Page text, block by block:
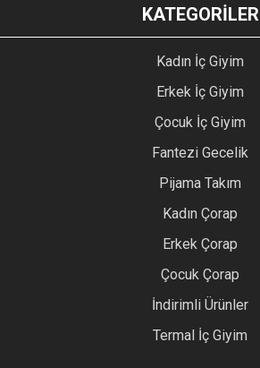
KATEGORİLER
Kadın İç Giyim
Erkek İç Giyim
Çocuk İç Giyim
Fantezi Gecelik
Pijama Takım
Kadın Çorap
Erkek Çorap
Çocuk Çorap
İndirimli Ürünler
Termal İç Giyim